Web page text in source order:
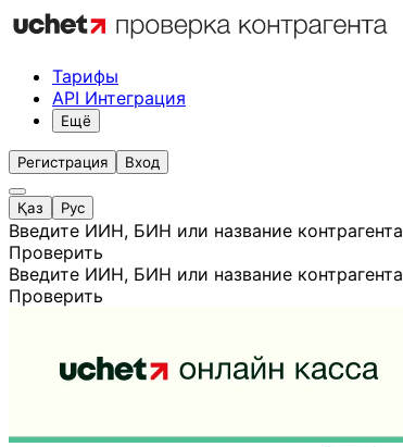
Тарифы
API Интеграция
Ещё
Регистрация Вход
Қаз Рус
Введите ИИН, БИН или название контрагента
Проверить
Введите ИИН, БИН или название контрагента
Проверить